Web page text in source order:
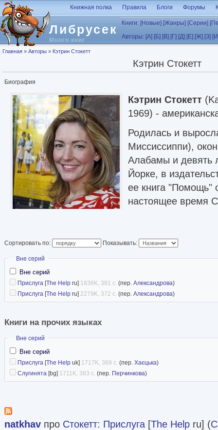
Перейти к основному содержанию
Либрусек
Много книг
Книжная полка Правила Блоги Форумы
Книги: [Новые] [Жанры] [Серии]
Авторы: [А] [Б] [В] [Г] [Д] [Е] [Ж] [З]
Вы здесь
Главная » Авторы » Кэтрин Стокетт
Кэтрин Стокетт
Биография
Кэтрин Стокетт
1969) -
Родилась и
Миссиссиппи),
Алабамы и девять
Йорке, в
ее книга "Помощь"
настоящее время
Сортировать по: Показывать:
Скрыть
Вне серий
Вне серий
Прислуга [The Help ru] 1836K, 381 с. (пер. Александрова)
Прислуга [The Help ru] 2279K, 372 с. (пер. Александрова)
Книги на прочих языках
Скрыть
Вне серий
Вне серий
Прислуга [The Help uk] 1717K, 369 с. (пер. Хаєцька)
Слугинята [bg] 1711K, 383 с. (пер. Перчинкова)
natkhav про Стокетт: Прислуга [The Help ru] (